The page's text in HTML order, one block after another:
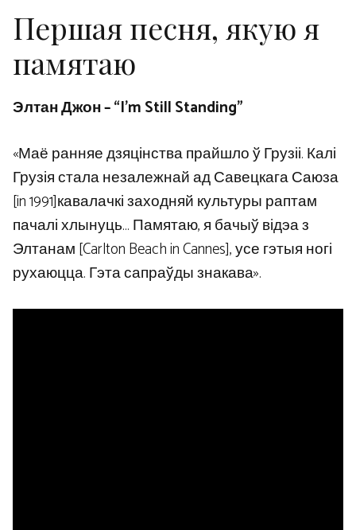
Першая песня, якую я
памятаю
Элтан Джон – “I’m Still Standing”
«Маё ранняе дзяцінства прайшло ў Грузіі. Калі
Грузія стала незалежнай ад Савецкага Саюза
[in 1991]кавалачкі заходняй культуры раптам
пачалі хлынуць… Памятаю, я бачыў відэа з
Элтанам [Carlton Beach in Cannes], усе гэтыя ногі
рухаюцца. Гэта сапраўды знакава».